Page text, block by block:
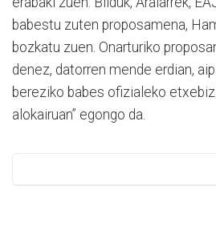
babestu zuten proposamena,
bozkatu zuen. Onarturiko
denez, datorren mende erdian,
bereziko babes ofizialeko
alokairuan” egongo da.